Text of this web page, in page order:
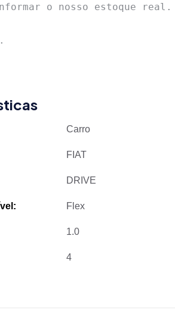
o nosso estoque real.
Carro
FIAT
DRIVE
Flex
1.0
4